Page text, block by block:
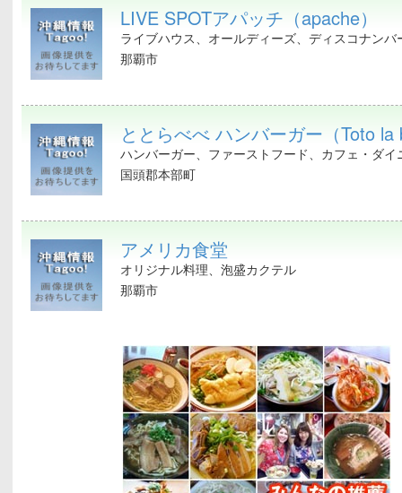
LIVE SPOTアパッチ（apache）
ライブハウス、オールディーズ、ディスコナンバ
那覇市
ととらべべ ハンバーガー（Toto la
ハンバーガー、ファーストフード、カフェ・ダイ
国頭郡本部町
アメリカ食堂
オリジナル料理、泡盛カクテル
那覇市